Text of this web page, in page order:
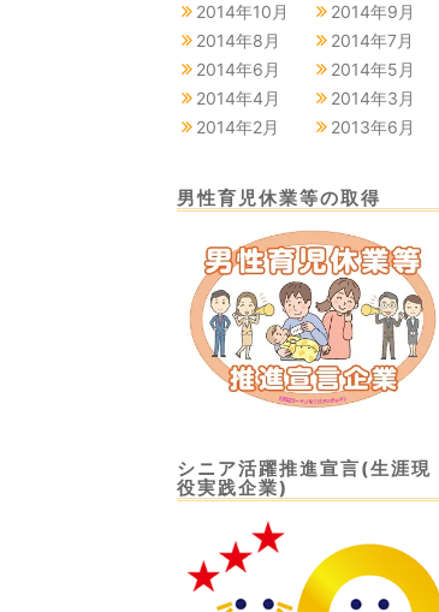
2014年10月
2014年9月
2014年8月
2014年7月
2014年6月
2014年5月
2014年4月
2014年3月
2014年2月
2013年6月
男性育児休業等の取得
シニア活躍推進宣言(生涯現
役実践企業)